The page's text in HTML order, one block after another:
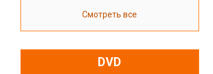
Смотреть все
DVD